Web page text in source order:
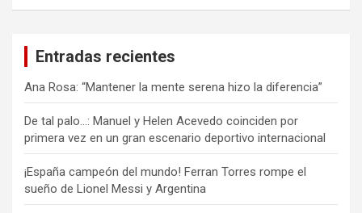
Entradas recientes
Ana Rosa: “Mantener la mente serena hizo la diferencia”
De tal palo…: Manuel y Helen Acevedo coinciden por
primera vez en un gran escenario deportivo internacional
¡España campeón del mundo! Ferran Torres rompe el
sueño de Lionel Messi y Argentina